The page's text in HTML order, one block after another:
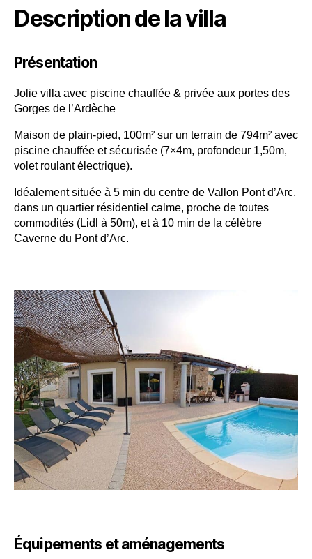
Description de la villa
Présentation
Jolie villa avec piscine chauffée & privée aux portes des
Gorges de l’Ardèche
Maison de plain-pied, 100m² sur un terrain de 794m² avec
piscine chauffée et sécurisée (7×4m, profondeur 1,50m,
volet roulant électrique).
Idéalement située à 5 min du centre de Vallon Pont d’Arc,
dans un quartier résidentiel calme, proche de toutes
commodités (Lidl à 50m), et à 10 min de la célèbre
Caverne du Pont d’Arc.
Équipements et aménagements